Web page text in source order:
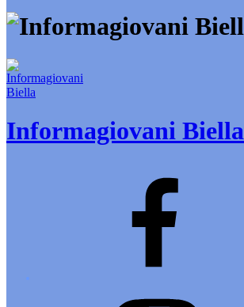
Informagiovani Biella